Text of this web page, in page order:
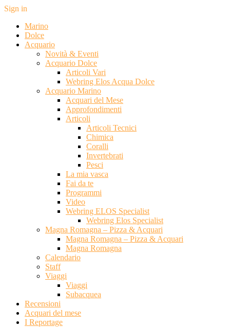
Sign in
Marino
Dolce
Acquario
Novità & Eventi
Acquario Dolce
Articoli Vari
Webring Elos Acqua Dolce
Acquario Marino
Acquari del Mese
Approfondimenti
Articoli
Articoli Tecnici
Chimica
Coralli
Invertebrati
Pesci
La mia vasca
Fai da te
Programmi
Video
Webring ELOS Specialist
Webring Elos Specialist
Magna Romagna – Pizza & Acquari
Magna Romagna – Pizza & Acquari
Magna Romagna
Calendario
Staff
Viaggi
Viaggi
Subacquea
Recensioni
Acquari del mese
I Reportage